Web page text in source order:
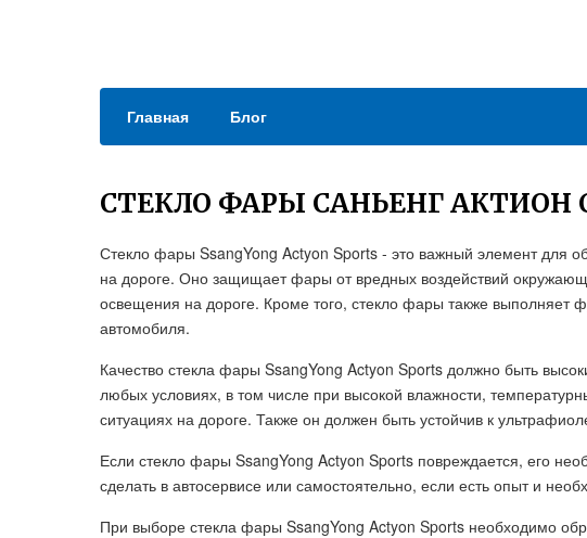
Главная Блог
СТЕКЛО ФАРЫ САНЬЕНГ АКТИОН
Стекло фары SsangYong Actyon Sports - это важный элемент для
на дороге. Оно защищает фары от вредных воздействий
освещения на дороге. Кроме того, стекло фары также выполняет
автомобиля.
Качество стекла фары SsangYong Actyon Sports должно быть
любых условиях, в том числе при высокой влажности,
ситуациях на дороге. Также он должен быть устойчив к
Если стекло фары SsangYong Actyon Sports повреждается, его
сделать в автосервисе или самостоятельно, если есть опыт и
При выборе стекла фары SsangYong Actyon Sports необходимо